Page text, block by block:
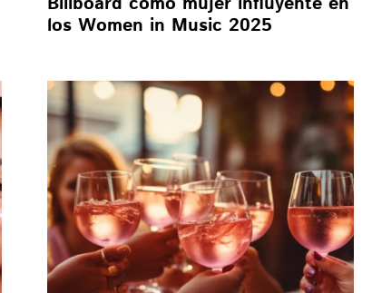
los Women in Music 2025